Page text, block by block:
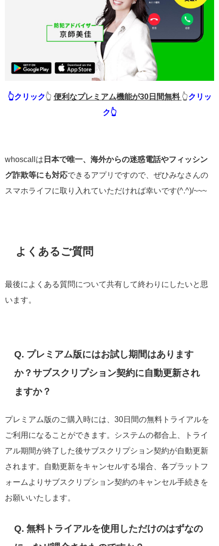
👆クリック👆 便利なプレミアム機能が30日間無料 👆クリッ
ク👆
whoscallは 日本で唯一、海外からの迷惑電話やフィッシン
グ詐欺等にも対応できるアプリですので、ぜひみなさんの
スマホライフに取り入れていただければ幸いです(^.^)/~~~
よくあるご質問
最後によくある質問について共有して終わりにしたいと思
います。
Q. プレミアム版にはお試し期間はあります
か？サブスクリプション契約に自動更新され
ますか？
プレミアム版のご購入時には、30日間の無料トライアルを
ご利用になることができます。システムの都合上、トライ
アル期間が終了した後サブスクリプション契約が自動更新
されます。自動更新をキャンセルする場合、各プラットフ
ォームよりサブスクリプション契約のキャンセル手続きを
お願いいたします。
Q. 無料トライアルを使用しただけのはずなの